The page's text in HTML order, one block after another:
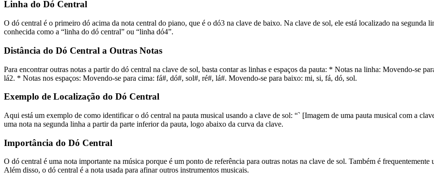
Linha do Dó Central
O dó central é o primeiro dó acima da nota central do piano, que é o dó3 na clave de baixo. Na clave de sol, ele está localizado na segunda
conhecida como a “linha do dó central” ou “linha dó4”.
Distância do Dó Central a Outras Notas
Para encontrar outras notas a partir do dó central na clave de sol, basta contar as linhas e espaços da pauta: * Notas na linha: Movendo-se
lá2. * Notas nos espaços: Movendo-se para cima: fá#, dó#, sol#, ré#, lá#. Movendo-se para baixo: mi, si, fá, dó, sol.
Exemplo de Localização do Dó Central
Aqui está um exemplo de como identificar o dó central na pauta musical usando a clave de sol: “` [Imagem de uma pauta musical com a
uma nota na segunda linha a partir da parte inferior da pauta, logo abaixo da curva da clave.
Importância do Dó Central
O dó central é uma nota importante na música porque é um ponto de referência para outras notas na clave de sol. Também é
Além disso, o dó central é a nota usada para afinar outros instrumentos musicais.